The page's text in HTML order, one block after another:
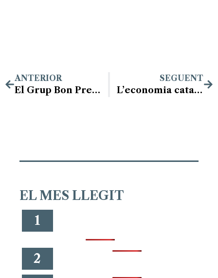
ANTERIOR
El Grup Bon Preu generarà 450 nous llocs de treball a Catalunya i invertirà 78 milions d’euros
SEGUENT
L’economia catalana manté el ritme de creixement en el 0,7% en el segon trimestre
EL MES LLEGIT
1
2